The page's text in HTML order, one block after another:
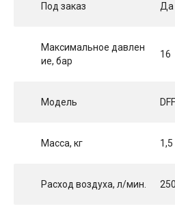
Под заказ Да
Максимальное давлен
ие, бар
16
Модель
Масса, кг 1,5
Расход воздуха, л/мин.